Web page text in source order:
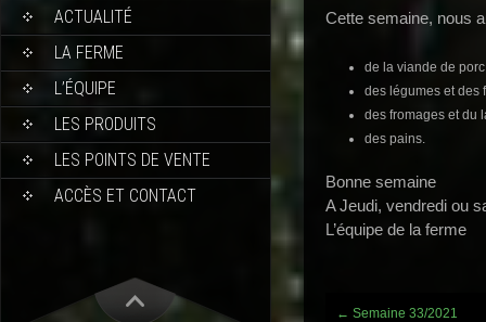
ACTUALITÉ
LA FERME
L’ÉQUIPE
LES PRODUITS
LES POINTS DE VENTE
ACCÈS ET CONTACT
Cette semaine, nous
de la viande de
des légumes et des
des fromages et du
des pains.
Bonne semaine
A Jeudi, vendredi ou
L’équipe de la ferme
Post
← Semaine 33/2021